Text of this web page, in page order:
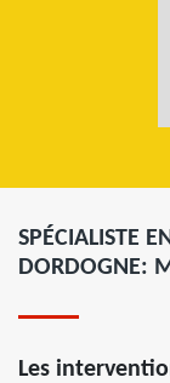
SPÉCIALISTE
DORDOGNE:
Les